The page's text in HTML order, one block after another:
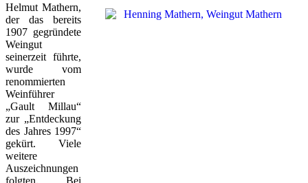
Helmut Mathern,
der das bereits
1907 gegründete
Weingut
seinerzeit führte,
wurde vom
renommierten
Weinführer
„Gault Millau“
zur „Entdeckung
des Jahres 1997“
gekürt. Viele
weitere
Auszeichnungen
folgten. Bei